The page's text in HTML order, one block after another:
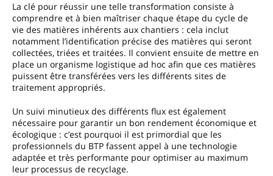
La clé pour réussir une telle transformation consiste à
comprendre et à bien maîtriser chaque étape du cycle de
vie des matières inhérents aux chantiers : cela inclut
notamment l’identification précise des matières qui seront
collectées, triées et traitées. Il convient ensuite de mettre en
place un organisme logistique ad hoc afin que ces matières
puissent être transférées vers les différents sites de
traitement appropriés.
Un suivi minutieux des différents flux est également
nécessaire pour garantir un bon rendement économique et
écologique : c’est pourquoi il est primordial que les
professionnels du BTP fassent appel à une technologie
adaptée et très performante pour optimiser au maximum
leur processus de recyclage.